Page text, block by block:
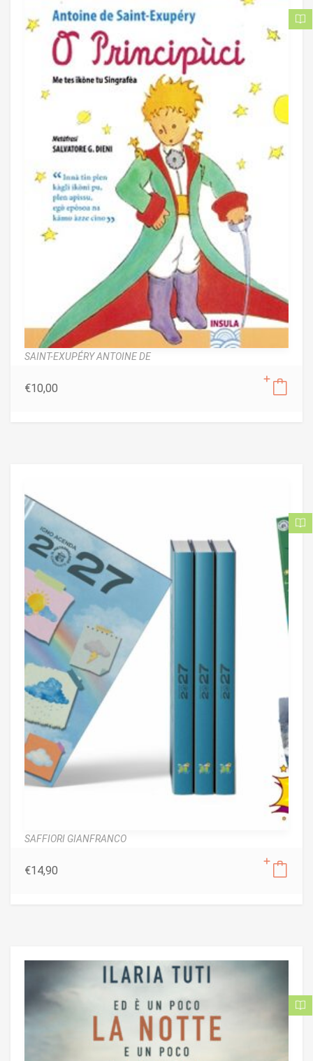
SAINT-EXUPÉRY ANTOINE DE
€10,00
SAFFIORI GIANFRANCO
€14,90